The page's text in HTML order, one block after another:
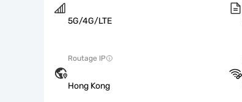
5G/4G/LTE
Routage IP
Hong Kong